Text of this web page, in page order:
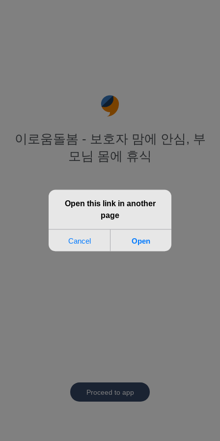
이로움돌봄 - 보호자 맘에 안심, 부
모님 몸에 휴식
Proceed to app